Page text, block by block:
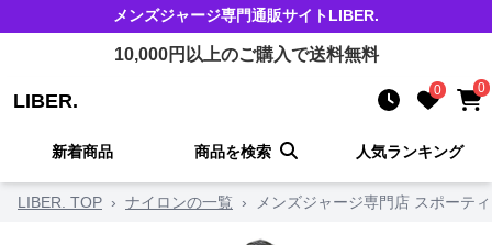
メンズジャージ専門通販サイトLIBER.
10,000円以上のご購入で送料無料
LIBER. 0 0
新着商品 商品を検索 人気ランキング
LIBER. TOP › ナイロンの一覧 › メンズジャージ専門店 スポーテ